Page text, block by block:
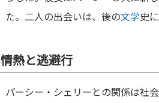
た。二人の出会いは、後の文学史
情熱と逃避行
パーシー・シェリーとの関係は社